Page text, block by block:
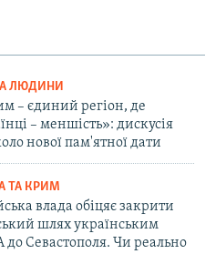
ЛЮДИНИ
– єдиний регіон, де
– меншість»: дискусія
нової пам'ятної дати
ТА КРИМ
влада обіцяє закрити
шлях українським
до Севастополя. Чи реально